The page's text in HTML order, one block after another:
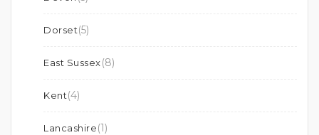
Dorset(5)
East Sussex(8)
Kent(4)
Lancashire(1)